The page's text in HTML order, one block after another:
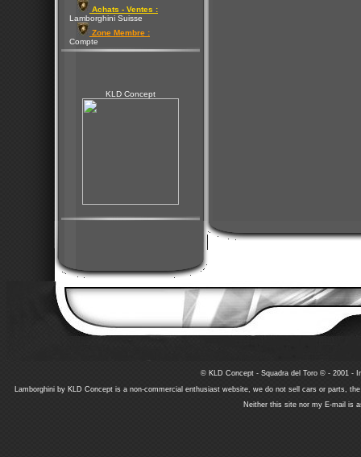
Achats - Ventes :
Lamborghini Suisse
Zone Membre :
Compte
KLD Concept
© KLD Concept - Squadra del Toro © - 2001 -
Lamborghini by KLD Concept is a non-commercial enthusiast website, we do not sell cars or parts,
Neither this site nor my E-mail is